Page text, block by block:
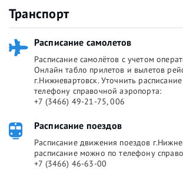
Транспорт
Расписание самолетов
Расписание самолётов с учетом
Онлайн табло прилетов и вылетов
г.Нижневартовск. Уточнить
телефону справочной аэропорта:
+7 (3466) 49-21-75, 006
Расписание поездов
Расписание движения поездов
расписание можно по телефону
+7 (3466) 46-63-00